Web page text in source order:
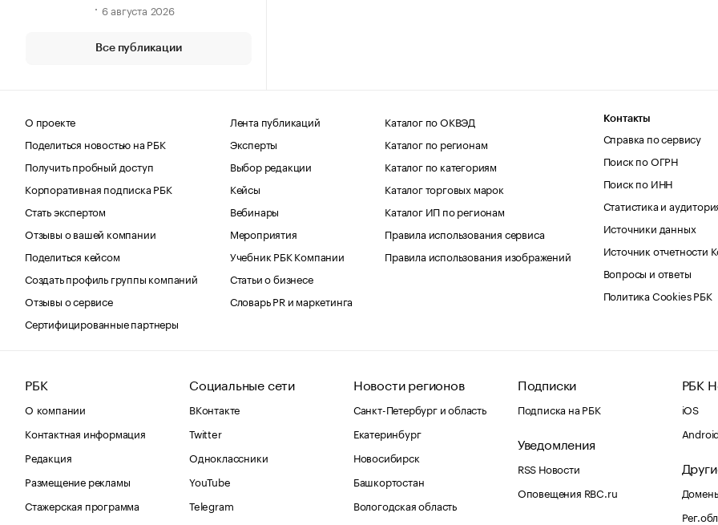
6 августа 2026
Все публикации
О проекте
Поделиться новостью на РБК
Получить пробный доступ
Корпоративная подписка РБК
Стать экспертом
Отзывы о вашей компании
Поделиться кейсом
Создать профиль группы компаний
Отзывы о сервисе
Сертифицированные партнеры
Лента публикаций
Эксперты
Выбор редакции
Кейсы
Вебинары
Мероприятия
Учебник РБК Компании
Статьи о бизнесе
Словарь PR и маркетинга
Каталог по ОКВЭД
Каталог по регионам
Каталог по категориям
Каталог торговых марок
Каталог ИП по регионам
Правила использования сервиса
Правила использования изображений
Контакты
Справка по сервису
Поиск по ОГРН
Поиск по ИНН
Статистика и
Источники данных
Источник отчетности
Вопросы и ответы
Политика Cookies РБК
РБК
О компании
Контактная информация
Редакция
Размещение рекламы
Стажерская программа
Социальные сети
ВКонтакте
Twitter
Одноклассники
YouTube
Telegram
Новости регионов
Санкт-Петербург и область
Екатеринбург
Новосибирск
Башкортостан
Вологодская область
Подписки
Подписка на РБК
Уведомления
RSS Новости
Оповещения RBC.ru
РБК
iOS